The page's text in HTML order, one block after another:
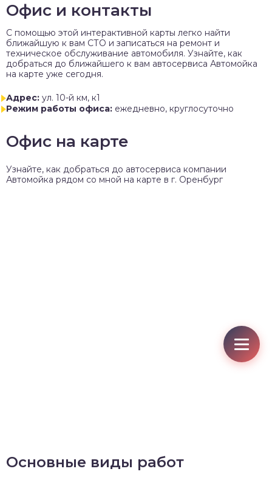
Офис и контакты
C помощью этой интерактивной карты легко найти
ближайшую к вам СТО и записаться на ремонт и
техническое обслуживание автомобиля. Узнайте, как
добраться до ближайшего к вам автосервиса Автомойка
на карте уже сегодня.
Адрес: ул. 10-й км, к1
Режим работы офиса: ежедневно, круглосуточно
Офис на карте
Узнайте, как добраться до автосервиса компании
Автомойка рядом со мной на карте в г. Оренбург
Основные виды работ